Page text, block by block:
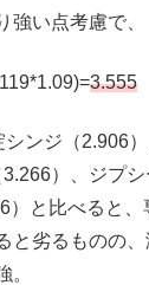
強い点考慮で、
3.555
ンジ（2.906
3.266）、ジプ
）と比べると
と劣るものの
。